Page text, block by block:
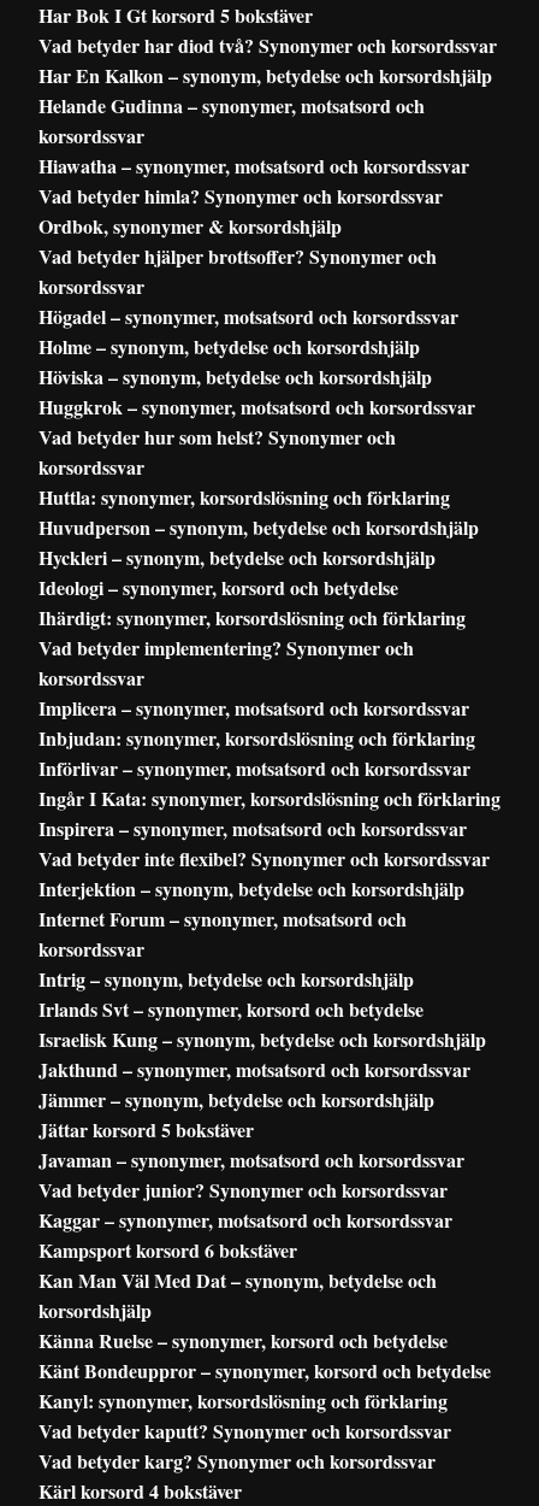
Har Bok I Gt korsord 5 bokstäver
Vad betyder har diod två? Synonymer och korsordssvar
Har En Kalkon – synonym, betydelse och korsordshjälp
Helande Gudinna – synonymer, motsatsord och
korsordssvar
Hiawatha – synonymer, motsatsord och korsordssvar
Vad betyder himla? Synonymer och korsordssvar
Ordbok, synonymer & korsordshjälp
Vad betyder hjälper brottsoffer? Synonymer och
korsordssvar
Högadel – synonymer, motsatsord och korsordssvar
Holme – synonym, betydelse och korsordshjälp
Höviska – synonym, betydelse och korsordshjälp
Huggkrok – synonymer, motsatsord och korsordssvar
Vad betyder hur som helst? Synonymer och
korsordssvar
Huttla: synonymer, korsordslösning och förklaring
Huvudperson – synonym, betydelse och korsordshjälp
Hyckleri – synonym, betydelse och korsordshjälp
Ideologi – synonymer, korsord och betydelse
Ihärdigt: synonymer, korsordslösning och förklaring
Vad betyder implementering? Synonymer och
korsordssvar
Implicera – synonymer, motsatsord och korsordssvar
Inbjudan: synonymer, korsordslösning och förklaring
Införlivar – synonymer, motsatsord och korsordssvar
Ingår I Kata: synonymer, korsordslösning och förklaring
Inspirera – synonymer, motsatsord och korsordssvar
Vad betyder inte flexibel? Synonymer och korsordssvar
Interjektion – synonym, betydelse och korsordshjälp
Internet Forum – synonymer, motsatsord och
korsordssvar
Intrig – synonym, betydelse och korsordshjälp
Irlands Svt – synonymer, korsord och betydelse
Israelisk Kung – synonym, betydelse och korsordshjälp
Jakthund – synonymer, motsatsord och korsordssvar
Jämmer – synonym, betydelse och korsordshjälp
Jättar korsord 5 bokstäver
Javaman – synonymer, motsatsord och korsordssvar
Vad betyder junior? Synonymer och korsordssvar
Kaggar – synonymer, motsatsord och korsordssvar
Kampsport korsord 6 bokstäver
Kan Man Väl Med Dat – synonym, betydelse och
korsordshjälp
Känna Ruelse – synonymer, korsord och betydelse
Känt Bondeuppror – synonymer, korsord och betydelse
Kanyl: synonymer, korsordslösning och förklaring
Vad betyder kaputt? Synonymer och korsordssvar
Vad betyder karg? Synonymer och korsordssvar
Kärl korsord 4 bokstäver